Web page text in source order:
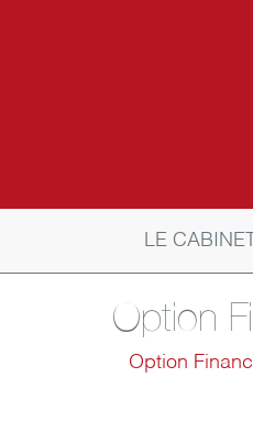
LE CABINET
Option
Option